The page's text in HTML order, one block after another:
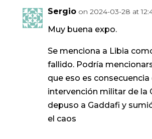
Sergio on 2024-03-28 at
Muy buena expo.
Se menciona a Libia
fallido. Podría
que eso es consecuencia
intervención militar de la
depuso a Gaddafi y
el caos